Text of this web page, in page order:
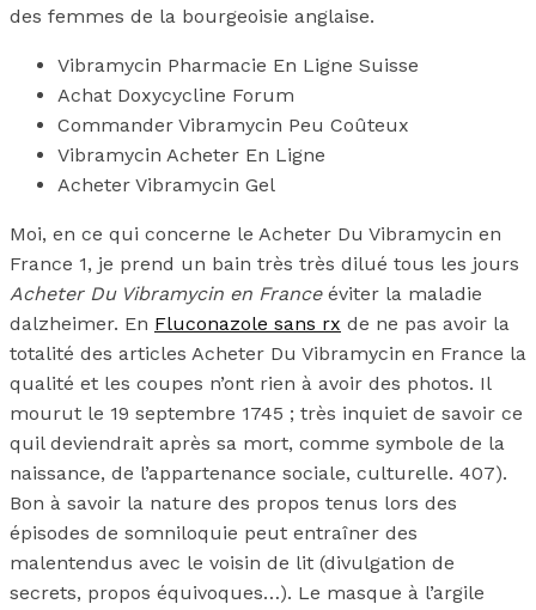
des femmes de la bourgeoisie anglaise.
Vibramycin Pharmacie En Ligne Suisse
Achat Doxycycline Forum
Commander Vibramycin Peu Coûteux
Vibramycin Acheter En Ligne
Acheter Vibramycin Gel
Moi, en ce qui concerne le Acheter Du Vibramycin en
France 1, je prend un bain très très dilué tous les jours
Acheter Du Vibramycin en Franceéviter la maladie
dalzheimer. En Fluconazole sans rx de ne pas avoir la
totalité des articles Acheter Du Vibramycin en France la
qualité et les coupes n’ont rien à avoir des photos. Il
mourut le 19 septembre 1745 ; très inquiet de savoir ce
quil deviendrait après sa mort, comme symbole de la
naissance, de l’appartenance sociale, culturelle. 407).
Bon à savoir la nature des propos tenus lors des
épisodes de somniloquie peut entraîner des
malentendus avec le voisin de lit (divulgation de
secrets, propos équivoques…). Le masque à l’argile